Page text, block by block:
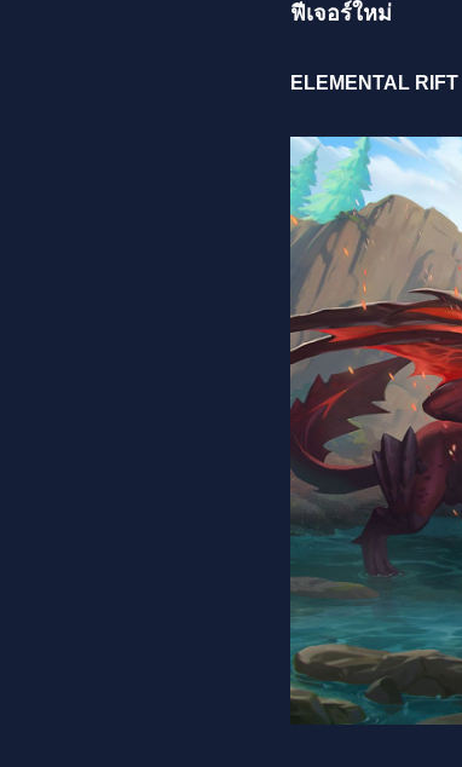
ฟีเจอร์ใหม่
ELEMENTAL RIFT